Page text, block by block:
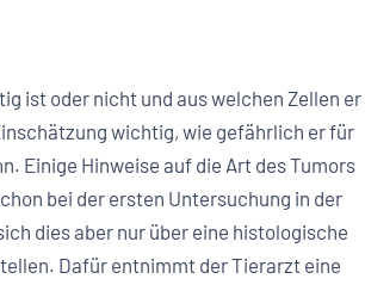
ist oder nicht und aus welchen Zellen er
wichtig, wie gefährlich er für
Einige Hinweise auf die Art des Tumors
bei der ersten Untersuchung in der
dies aber nur über eine histologische
Dafür entnimmt der Tierarzt eine